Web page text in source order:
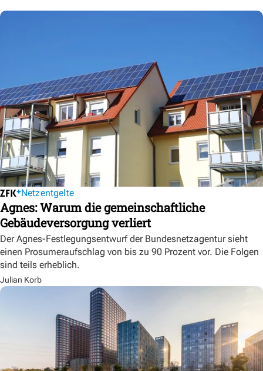
Netzentgelte
Agnes: Warum die gemeinschaftliche
Gebäudeversorgung verliert
Der Agnes-Festlegungsentwurf der Bundesnetzagentur sieht
einen Prosumeraufschlag von bis zu 90 Prozent vor. Die Folgen
sind teils erheblich.
Julian Korb